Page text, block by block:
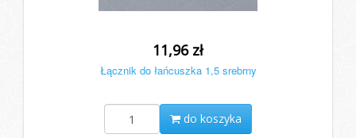
11,96 zł
Łącznik do łańcuszka 1,5 srebrny
do koszyka